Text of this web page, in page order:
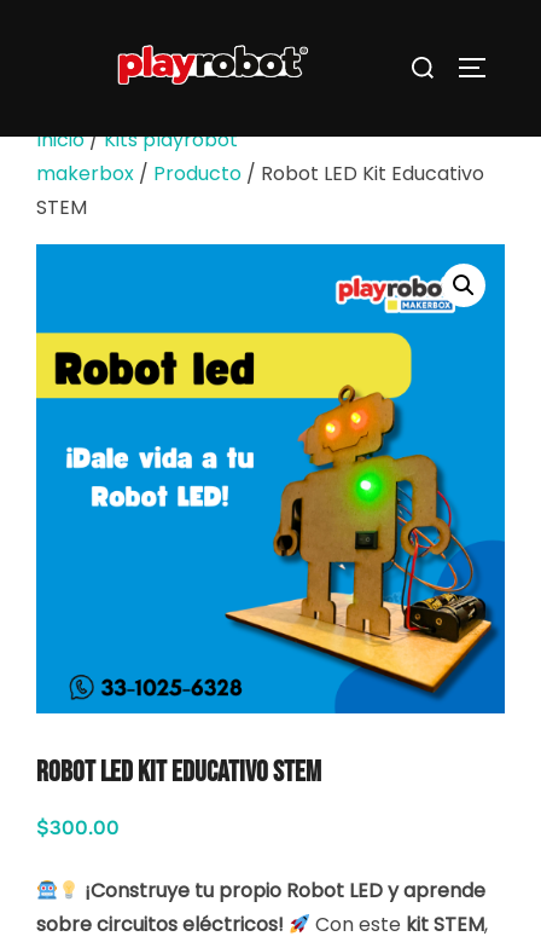
Buscar:
Inicio/Kits playrobot
makerbox / Producto / Robot LED Kit Educativo
STEM
Robot LED Kit Educativo STEM
$300.00
¡Construye tu propio Robot LED y aprende
sobre circuitos eléctricos!
Con este kit STEM,